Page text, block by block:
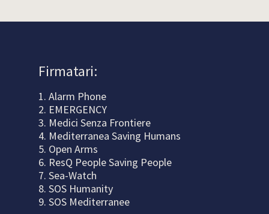
Firmatari:
1. Alarm Phone
2. EMERGENCY
3. Medici Senza Frontiere
4. Mediterranea Saving Humans
5. Open Arms
6. ResQ People Saving People
7. Sea-Watch
8. SOS Humanity
9. SOS Mediterranee